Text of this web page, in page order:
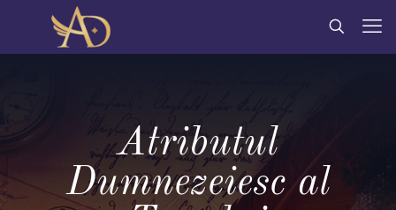
Atributul
Dumnezeiesc al